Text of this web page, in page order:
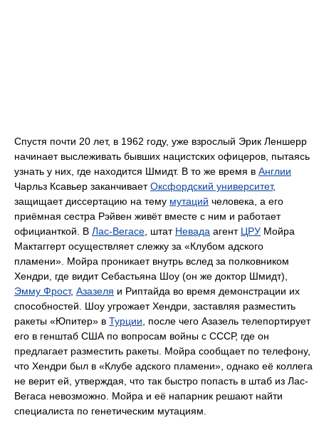
Спустя почти 20 лет, в 1962 году, уже взрослый Эрик Леншерр
начинает выслеживать бывших нацистских офицеров, пытаясь
узнать у них, где находится Шмидт. В то же время в Англии
Чарльз Ксавьер заканчиваетОксфордский университет,
защищает диссертацию на тему мутаций человека, а его
приёмная сестра Рэйвен живёт вместе с ним и работает
официанткой. В Лас-Вегасе , штат Невада агент ЦРУ Мойра
Мактаггерт осуществляет слежку за «Клубом адского
пламени». Мойра проникает внутрь вслед за полковником
Хендри, где видит Себастьяна Шоу (он же доктор Шмидт),
Эмму Фрост, Азазеля и Риптайда во время демонстрации их
способностей. Шоу угрожает Хендри, заставляя разместить
ракеты «Юпитер» в Турции , после чего Азазель телепортирует
его в генштаб США по вопросам войны с СССР, где он
предлагает разместить ракеты. Мойра сообщает по телефону,
что Хендри был в «Клубе адского пламени», однако её коллега
не верит ей, утверждая, что так быстро попасть в штаб из Лас-
Вегаса невозможно. Мойра и её напарник решают найти
специалиста по генетическим мутациям.